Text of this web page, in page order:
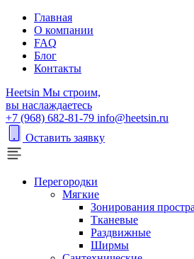
Главная
О компании
FAQ
Блог
Контакты
Heetsin Мы строим,
вы наслаждаетесь
+7 (968) 682-81-79 info@heetsin.ru
Оставить заявку
Перегородки
Мягкие
Зонирования
Тканевые
Раздвижные
Ширмы